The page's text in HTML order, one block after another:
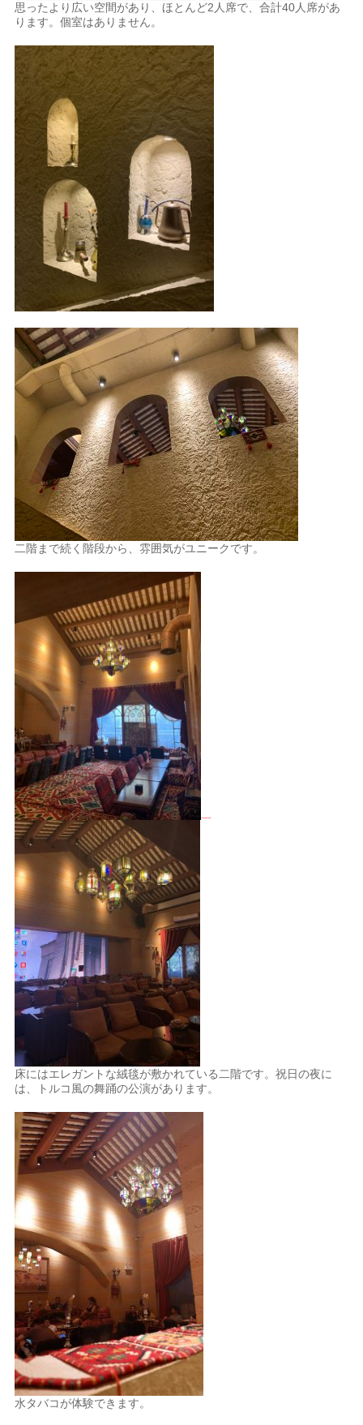
思ったより広い空間があり、ほとんど2人席で、合計40人席があ
ります。個室はありません。
二階まで続く階段から、雰囲気がユニークです。
床にはエレガントな絨毯が敷かれている二階です。祝日の夜に
は、トルコ風の舞踊の公演があります。
水タバコが体験できます。